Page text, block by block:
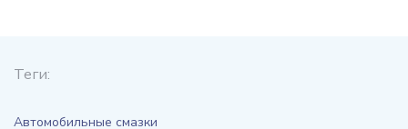
Теги:
Автомобильные смазки